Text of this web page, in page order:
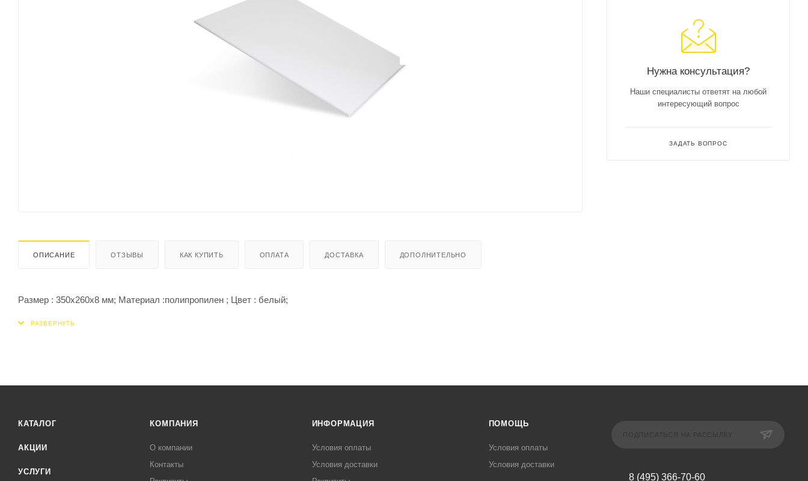
ОПИСАНИЕ ОТЗЫВЫ КАК КУПИТЬ ОПЛАТА ДОСТАВКА ДОПОЛНИТЕЛЬНО
Размер : 350х260х8 мм; Материал :полипропилен ; Цвет : белый;
Нужна консультация?
Наши специалисты ответят на любой
интересующий вопрос
ЗАДАТЬ ВОПРОС
КАТАЛОГ
АКЦИИ
УСЛУГИ
КОМПАНИЯ
О компании
Контакты
ИНФОРМАЦИЯ
Условия оплаты
Условия доставки
ПОМОЩЬ
Условия оплаты
Условия доставки
8 (495) 366-70-60